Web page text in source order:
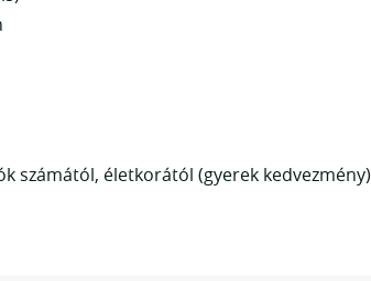
számától, életkorától (gyerek kedvezmény)